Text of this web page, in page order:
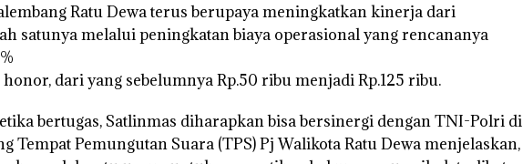
Ratu Dewa terus berupaya meningkatkan kinerja dari
satunya melalui peningkatan biaya operasional yang rencananya
dari yang sebelumnya Rp.50 ribu menjadi Rp.125 ribu.
bertugas, Satlinmas diharapkan bisa bersinergi dengan TNI-Polri di
Tempat Pemungutan Suara (TPS) Pj Walikota Ratu Dewa menjelaskan,